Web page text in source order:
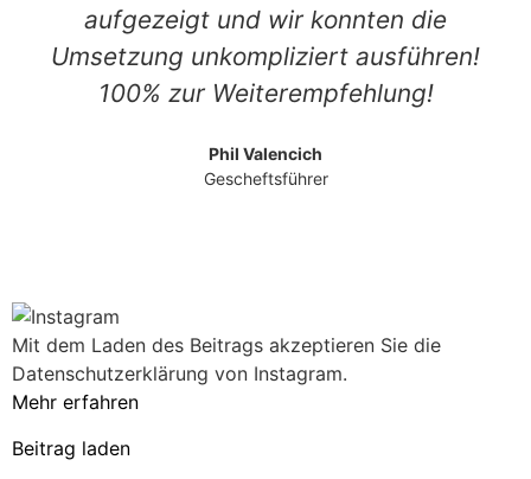
aufgezeigt und wir konnten die
Umsetzung unkompliziert ausführen!
100% zur Weiterempfehlung!
Phil Valencich
Gescheftsführer
Mit dem Laden des Beitrags akzeptieren Sie die
Datenschutzerklärung von Instagram.
Mehr erfahren
Beitrag laden